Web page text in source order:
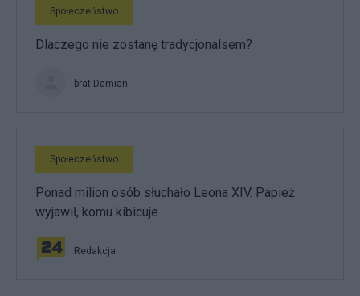
Społeczeństwo
Dlaczego nie zostanę tradycjonalsem?
brat Damian
Społeczeństwo
Ponad milion osób słuchało Leona XIV. Papież
wyjawił, komu kibicuje
Redakcja